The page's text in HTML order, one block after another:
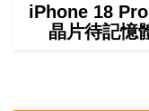
iPhone 18
晶片待記憶